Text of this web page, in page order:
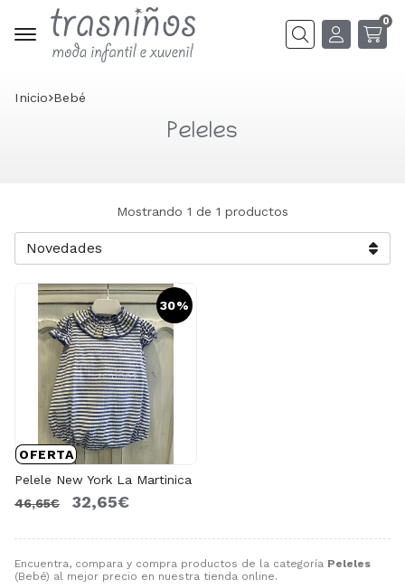
Buscar
0
Inicio bebé
Peleles
Encuentra, compara y compra productos de la categoría Peleles
(Bebé) al mejor precio en nuestra tienda online.
Mostrando 1 de 1 productos
30%
OFERTA
Pelele New York La Martinica
46,65€
32,65€